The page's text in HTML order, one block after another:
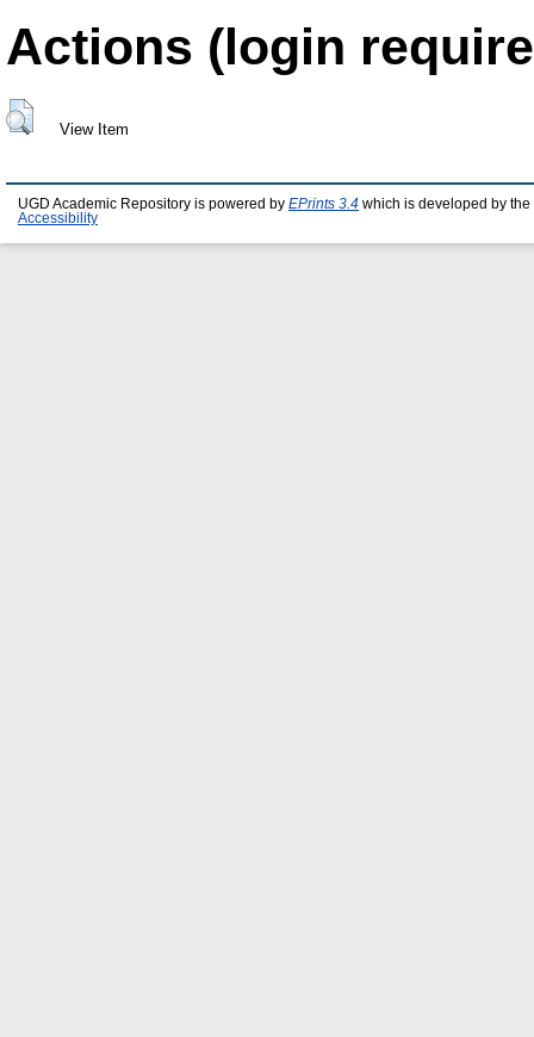
Actions (login
View Item
UGD Academic Repository is powered by EPrints 3.4 which is developed by the
Accessibility